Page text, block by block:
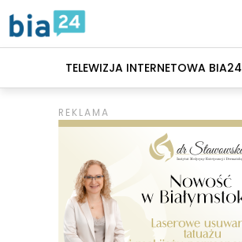
TELEWIZJA INTERNETOWA BIA24